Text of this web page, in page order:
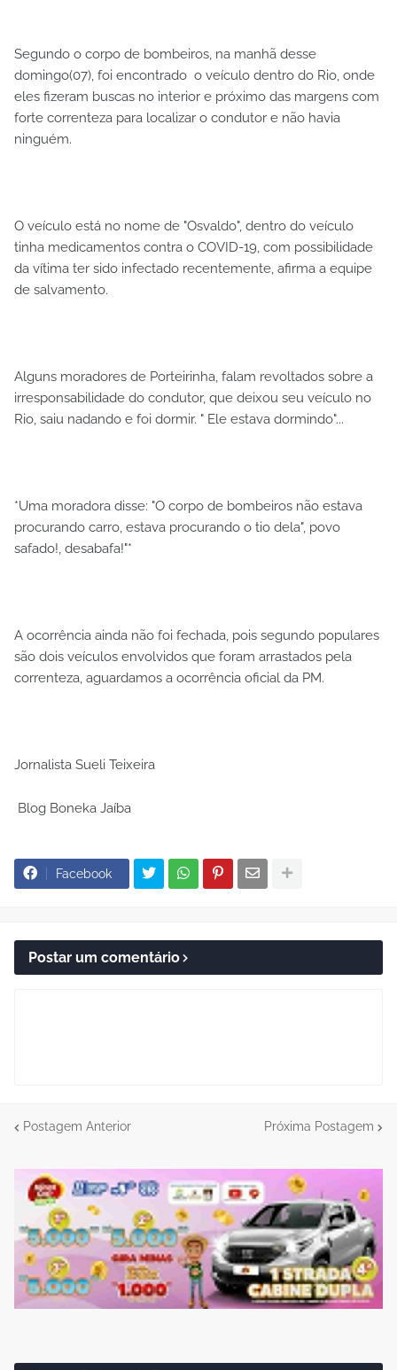
Segundo o corpo de bombeiros, na manhã desse
domingo(07), foi encontrado o veículo dentro do Rio, onde
eles fizeram buscas no interior e próximo das margens com
forte correnteza para localizar o condutor e não havia
ninguém.
O veículo está no nome de "Osvaldo", dentro do veículo
tinha medicamentos contra o COVID-19, com possibilidade
da vítima ter sido infectado recentemente, afirma a equipe
de salvamento.
Alguns moradores de Porteirinha, falam revoltados sobre a
irresponsabilidade do condutor, que deixou seu veículo no
Rio, saiu nadando e foi dormir. " Ele estava dormindo"...
*Uma moradora disse: "O corpo de bombeiros não estava
procurando carro, estava procurando o tio dela", povo
safado!, desabafa!"*
A ocorrência ainda não foi fechada, pois segundo populares
são dois veículos envolvidos que foram arrastados pela
correnteza, aguardamos a ocorrência oficial da PM.
Jornalista Sueli Teixeira
Blog Boneka Jaíba
Facebook
Postar um comentário
Postagem Anterior Próxima Postagem